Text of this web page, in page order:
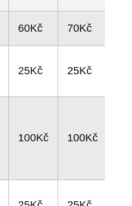
60Kč 70Kč
25Kč 25Kč
100Kč 100Kč